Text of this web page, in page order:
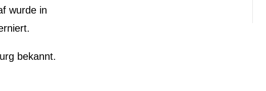
wurde in
bekannt.